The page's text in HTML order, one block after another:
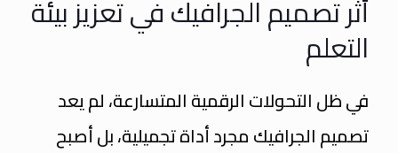
أثر تصميم الجرافيك في تعزيز بيئة
التعلم
في ظل التحولات الرقمية المتسارعة، لم يعد
تصميم الجرافيك مجرد أداة تجميلية، بل أصبح